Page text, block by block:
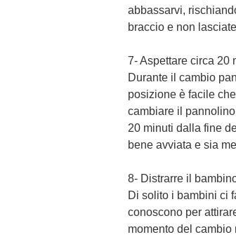
abbassarvi,
braccio e non
7- Aspettare circa 20
Durante il cambio
posizione è facile
cambiare il
20 minuti dalla fine
bene avviata e sia
8- Distrarre il
Di solito i bambini ci
conoscono per
momento del